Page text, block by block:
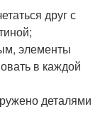
друг с
элементы
в каждой
деталями